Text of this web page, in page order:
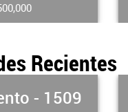
Recientes
- 1508